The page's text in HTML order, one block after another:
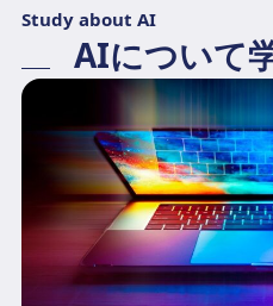
Study about AI
AIについて